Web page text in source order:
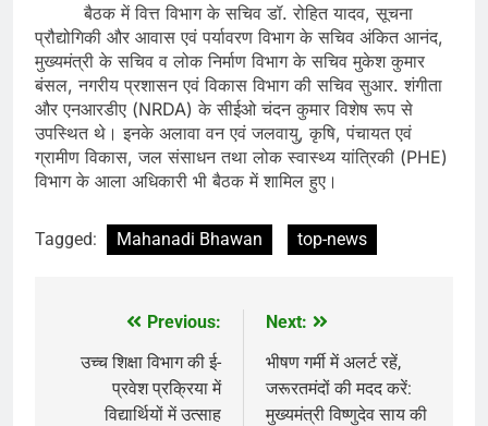
बैठक में वित्त विभाग के सचिव डॉ. रोहित यादव, सूचना
प्रौद्योगिकी और आवास एवं पर्यावरण विभाग के सचिव अंकित आनंद,
मुख्यमंत्री के सचिव व लोक निर्माण विभाग के सचिव मुकेश कुमार
बंसल, नगरीय प्रशासन एवं विकास विभाग की सचिव सुआर. शंगीता
और एनआरडीए (NRDA) के सीईओ चंदन कुमार विशेष रूप से
उपस्थित थे। इनके अलावा वन एवं जलवायु, कृषि, पंचायत एवं
ग्रामीण विकास, जल संसाधन तथा लोक स्वास्थ्य यांत्रिकी (PHE)
विभाग के आला अधिकारी भी बैठक में शामिल हुए।
Tagged: Mahanadi Bhawan top-news
navigation
Previous:
उच्च शिक्षा विभाग की ई-
प्रवेश प्रक्रिया में
विद्यार्थियों में उत्साह
Next:
भीषण गर्मी में अलर्ट रहें,
जरूरतमंदों की मदद करें:
मुख्यमंत्री विष्णुदेव साय की